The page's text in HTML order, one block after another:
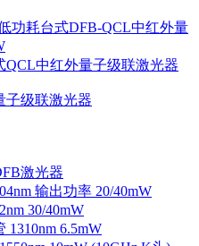
功耗台式DFB-QCL中红外量
QCL中红外量子级联激光器
子级联激光器
激光器
输出功率 20/40mW
30/40mW
1310nm 6.5mW